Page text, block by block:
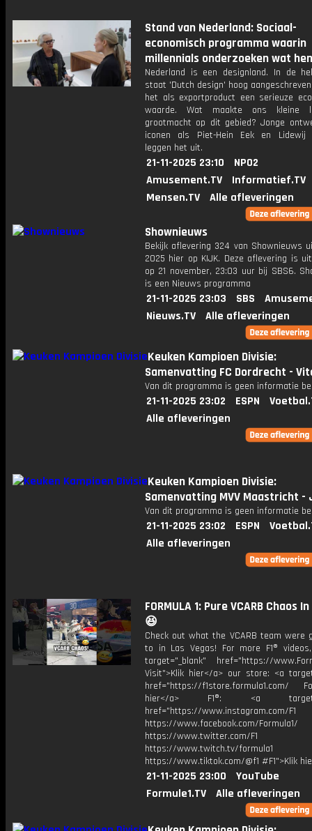
Stand van Nederland: Sociaal-
economisch programma waarin
millennials onderzoeken wat
Nederland is een designland. In de
staat 'Dutch design' hoog
het als exportproduct een serieuze
waarde. Wat maakte ons kleine
grootmacht op dit gebied? Jonge
iconen als Piet-Hein Eek en Lidewij
leggen het uit.
21-11-2025 23:10
NPO2
Amusement.TV
Informatief.TV
Mensen.TV
Alle afleveringen
Shownieuws
Bekijk aflevering 324 van Shownieuws
2025 hier op KIJK. Deze aflevering is
op 21 november, 23:03 uur bij SBS6.
is een Nieuws programma
21-11-2025 23:03 SBS
Nieuws.TV
Alle afleveringen
Keuken Kampioen Divisie:
Samenvatting FC Dordrecht -
Van dit programma is geen informatie
21-11-2025 23:02 ESPN
Alle afleveringen
Keuken Kampioen Divisie:
Samenvatting MVV Maastricht -
Van dit programma is geen informatie
21-11-2025 23:02 ESPN
Alle afleveringen
FORMULA 1: Pure VCARB Chaos
😆
Check out what the VCARB team were
to in Las Vegas! For more F1®
target="_blank" href="https://
Visit">Klik hier</a> our store: <a
href="https://f1store.formula1.com/
hier</a> F1®: <a
href="https://www.instagram.com/F1
https://www.facebook.com/Formula1/
https://www.twitter.com/F1
https://www.twitch.tv/formula1
https://www.tiktok.com/@f1 #F1">Klik
21-11-2025 23:00
YouTube
Formule1.TV
Alle afleveringen